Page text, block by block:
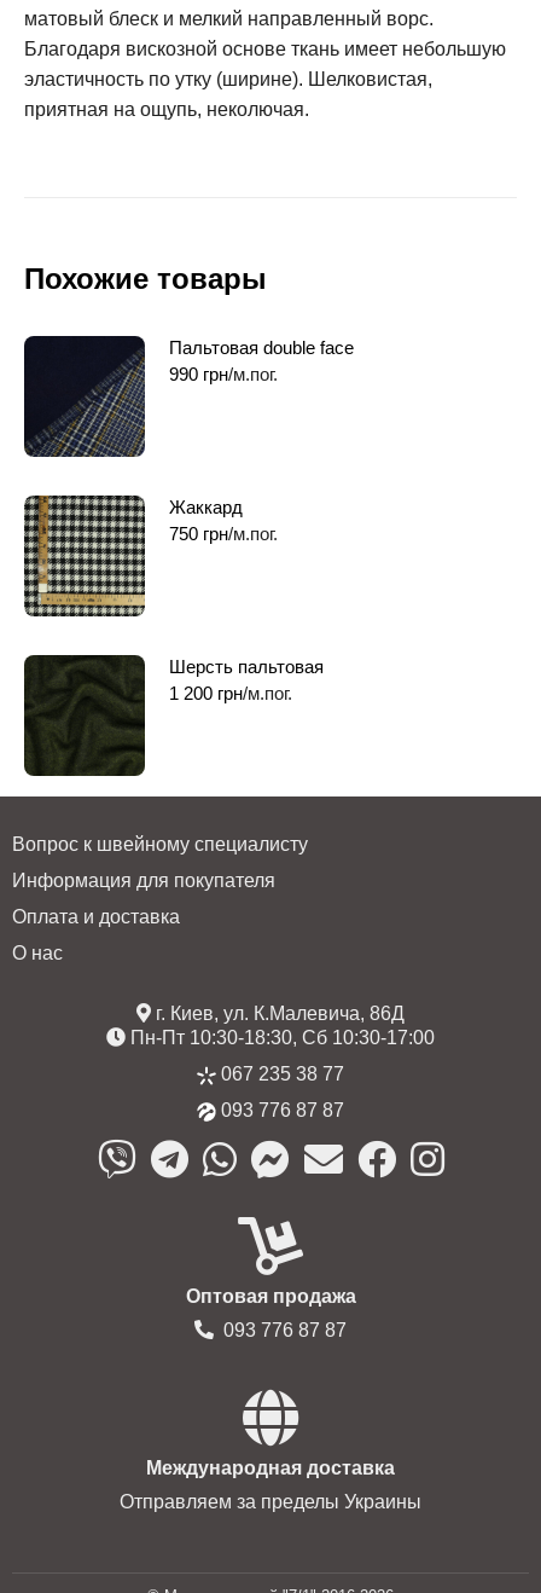
матовый блеск и мелкий направленный ворс.
Благодаря вискозной основе ткань имеет небольшую
эластичность по утку (ширине). Шелковистая,
приятная на ощупь, неколючая.
Похожие товары
Пальтовая double face
990 грн/м.пог.
Жаккард
750 грн/м.пог.
Шерсть пальтовая
1 200 грн/м.пог.
Вопрос к швейному специалисту
Информация для покупателя
Оплата и доставка
О нас
г. Киев, ул. К.Малевича, 86Д
Пн-Пт 10:30-18:30, Сб 10:30-17:00
067 235 38 77
093 776 87 87
Оптовая продажа
093 776 87 87
Международная доставка
Отправляем за пределы Украины